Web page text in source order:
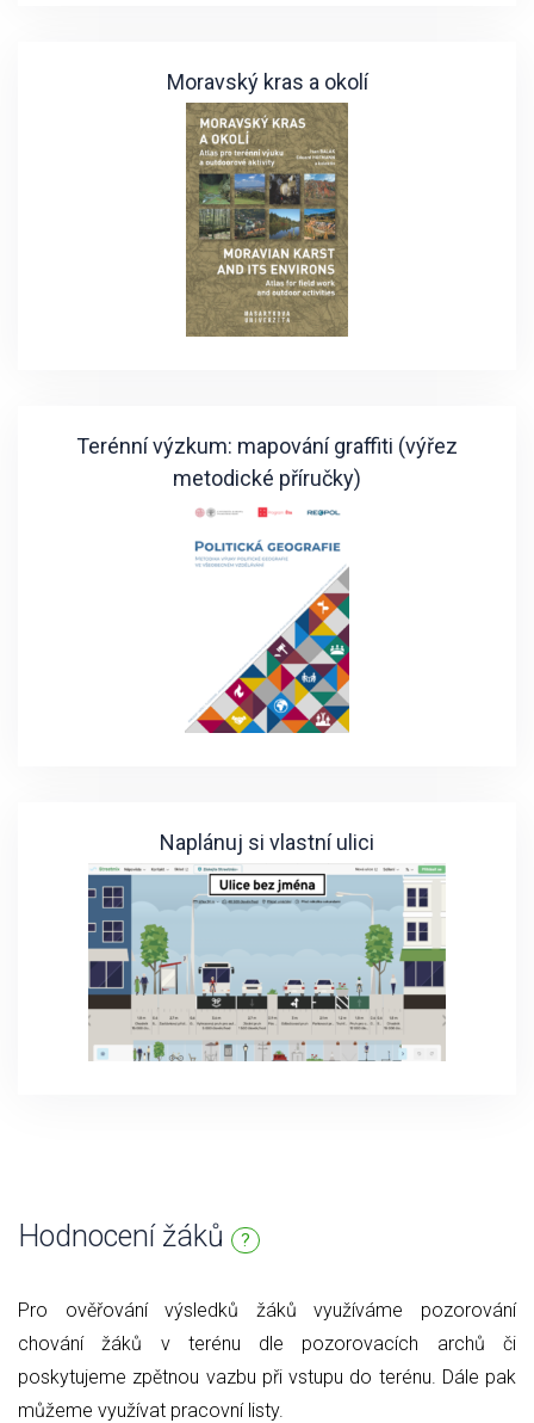
Moravský kras a okolí
Terénní výzkum: mapování graffiti (výřez
metodické příručky)
Naplánuj si vlastní ulici
Hodnocení žáků ?
Pro ověřování výsledků žáků využíváme pozorování
chování žáků v terénu dle pozorovacích archů či
poskytujeme zpětnou vazbu při vstupu do terénu. Dále pak
můžeme využívat pracovní listy.